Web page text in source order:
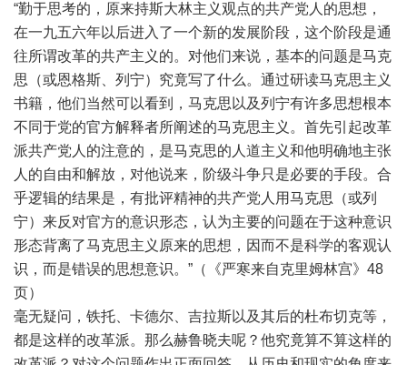
“勤于思考的，原来持斯大林主义观点的共产党人的思想，
在一九五六年以后进入了一个新的发展阶段，这个阶段是通
往所谓改革的共产主义的。对他们来说，基本的问题是马克
思（或恩格斯、列宁）究竟写了什么。通过研读马克思主义
书籍，他们当然可以看到，马克思以及列宁有许多思想根本
不同于党的官方解释者所阐述的马克思主义。首先引起改革
派共产党人的注意的，是马克思的人道主义和他明确地主张
人的自由和解放，对他说来，阶级斗争只是必要的手段。合
乎逻辑的结果是，有批评精神的共产党人用马克思（或列
宁）来反对官方的意识形态，认为主要的问题在于这种意识
形态背离了马克思主义原来的思想，因而不是科学的客观认
识，而是错误的思想意识。”（《严寒来自克里姆林宫》48
页）
毫无疑问，铁托、卡德尔、吉拉斯以及其后的杜布切克等，
都是这样的改革派。那么赫鲁晓夫呢？他究竟算不算这样的